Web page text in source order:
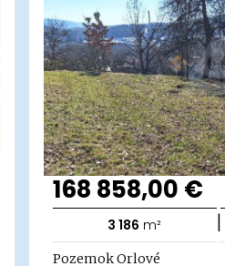
168 858,00 €
3 186 m² |
Pozemok Orlové